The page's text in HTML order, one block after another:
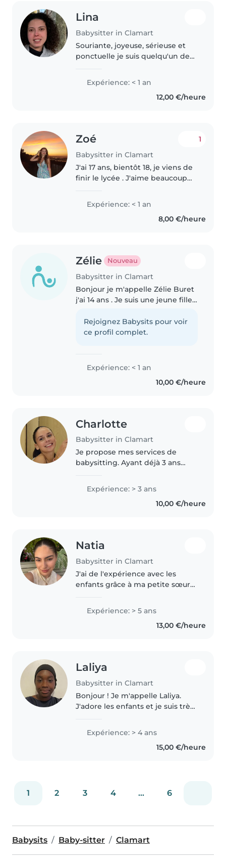
Lina
Babysitter in Clamart
Souriante, joyeuse, sérieuse et
ponctuelle je suis quelqu'un de
à le contact facile avec eux. vous
pourrez me confier vos enfants
Expérience: < 1 an
12,00 €/heure
Zoé
Babysitter in Clamart
1
J'ai 17 ans, bientôt 18, je viens de
finir le lycée . J'aime beaucoup
enfants, je suis très créative et à
l'écoute, et je m'adapte
facilement. Je suis aussi..
Expérience: < 1 an
8,00 €/heure
Zélie Nouveau
Babysitter in Clamart
Bonjour je m'appelle Zélie Buret
j'ai 14 ans . Je suis une jeune fille
empathique et drôle . J'adore
passer du temps avec des
Rejoignez Babysits pour voir
ce profil complet.
Expérience: < 1 an
10,00 €/heure
Charlotte
Babysitter in Clamart
Je propose mes services de
babysitting. Ayant déjà 3 ans
d'enfants, je suis une personne
responsable, attentionnée et à
l'écoute de leurs besoins. Étant..
Expérience: > 3 ans
10,00 €/heure
Natia
Babysitter in Clamart
J'ai de l'expérience avec les
enfants grâce à ma petite sœur
de 4 à 6 ans. J'ai eu l'occasion de
m'occuper d'eux, de jouer avec
eux, de les accompagner..
Expérience: > 5 ans
13,00 €/heure
Laliya
Babysitter in Clamart
Bonjour ! Je m'appelle Laliya.
J'adore les enfants et je suis très
baby-sitting et j'ai obtenu un Bac
Pro ASSP, avec 3 ans de
Expérience: > 4 ans
15,00 €/heure
1 2 3 4 ... 6
Babysits Baby-sitter Clamart